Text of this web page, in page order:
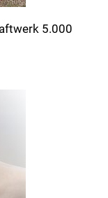
5.000